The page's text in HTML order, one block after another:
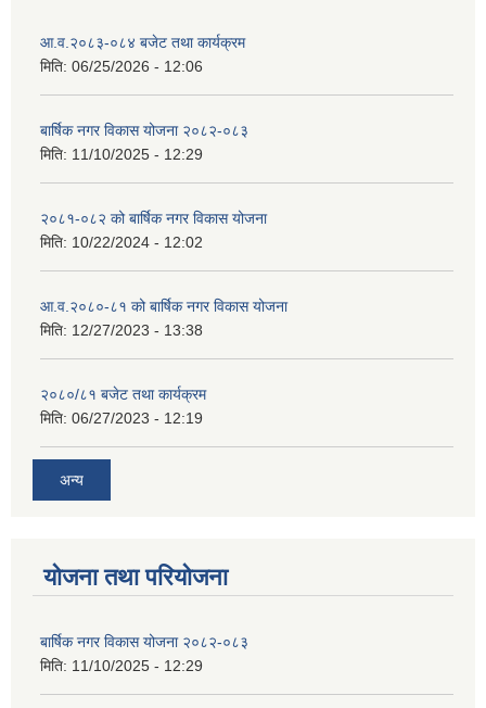
आ.व.२०८३-०८४ बजेट तथा कार्यक्रम
मिति: 06/25/2026 - 12:06
बार्षिक नगर विकास योजना २०८२-०८३
मिति: 11/10/2025 - 12:29
२०८१-०८२ को बार्षिक नगर विकास योजना
मिति: 10/22/2024 - 12:02
आ.व.२०८०-८१ को बार्षिक नगर विकास योजना
मिति: 12/27/2023 - 13:38
२०८०/८१ बजेट तथा कार्यक्रम
मिति: 06/27/2023 - 12:19
अन्य
योजना तथा परियोजना
बार्षिक नगर विकास योजना २०८२-०८३
मिति: 11/10/2025 - 12:29